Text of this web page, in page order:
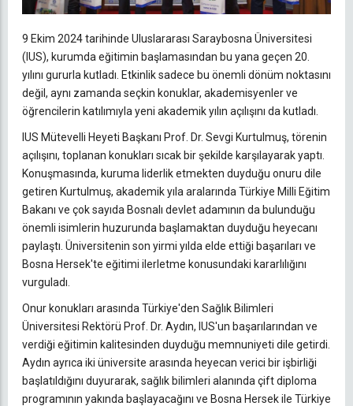
9 Ekim 2024 tarihinde Uluslararası Saraybosna Üniversitesi
(IUS), kurumda eğitimin başlamasından bu yana geçen 20.
yılını gururla kutladı. Etkinlik sadece bu önemli dönüm noktasını
değil, aynı zamanda seçkin konuklar, akademisyenler ve
öğrencilerin katılımıyla yeni akademik yılın açılışını da kutladı.
IUS Mütevelli Heyeti Başkanı Prof. Dr. Sevgi Kurtulmuş, törenin
açılışını, toplanan konukları sıcak bir şekilde karşılayarak yaptı.
Konuşmasında, kuruma liderlik etmekten duyduğu onuru dile
getiren Kurtulmuş, akademik yıla aralarında Türkiye Milli Eğitim
Bakanı ve çok sayıda Bosnalı devlet adamının da bulunduğu
önemli isimlerin huzurunda başlamaktan duyduğu heyecanı
paylaştı. Üniversitenin son yirmi yılda elde ettiği başarıları ve
Bosna Hersek'te eğitimi ilerletme konusundaki kararlılığını
vurguladı.
Onur konukları arasında Türkiye'den Sağlık Bilimleri
Üniversitesi Rektörü Prof. Dr. Aydın, IUS'un başarılarından ve
verdiği eğitimin kalitesinden duyduğu memnuniyeti dile getirdi.
Aydın ayrıca iki üniversite arasında heyecan verici bir işbirliği
başlatıldığını duyurarak, sağlık bilimleri alanında çift diploma
programının yakında başlayacağını ve Bosna Hersek ile Türkiye